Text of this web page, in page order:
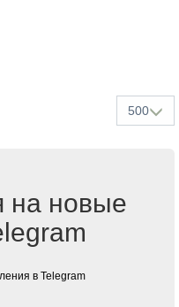
500
на новые
в Telegram